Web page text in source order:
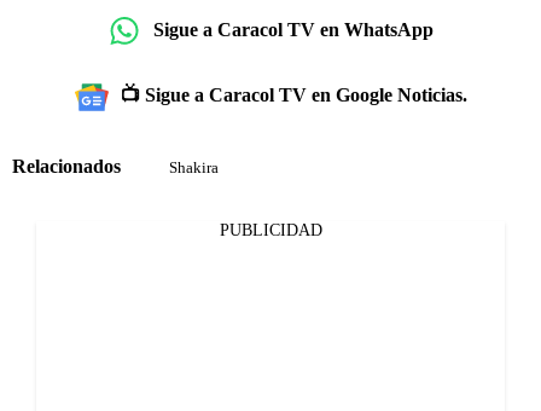
Sigue a Caracol TV en WhatsApp
📺 Sigue a Caracol TV en Google Noticias.
Relacionados Shakira
PUBLICIDAD